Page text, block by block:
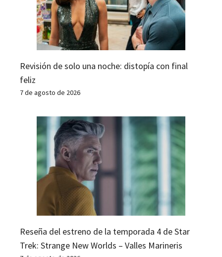
Revisión de solo una noche: distopía con final
feliz
7 de agosto de 2026
Reseña del estreno de la temporada 4 de Star
Trek: Strange New Worlds – Valles Marineris